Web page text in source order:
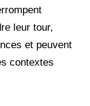
leur tour,
et peuvent
contextes